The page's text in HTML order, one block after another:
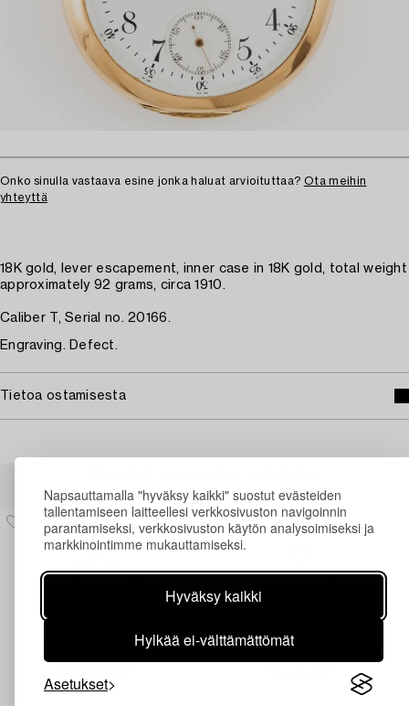
Napsauttamalla "hyväksy kaikki" suostut evästeiden
tallentamiseen laitteellesi verkkosivuston navigoinnin
parantamiseksi, verkkosivuston käytön analysoimiseksi ja
markkinointimme mukauttamiseksi.
Hyväksy kaikki
Hylkää ei-välttämättömät
Asetukset
Onko sinulla vastaava esine jonka haluat arvioituttaa? Ota meihin
yhteyttä
18K gold, lever escapement, inner case in 18K gold, total weight
approximately 92 grams, circa 1910.
Caliber T, Serial no. 20166.
Engraving. Defect.
Tietoa ostamisesta